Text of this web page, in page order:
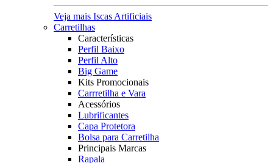
Veja mais Iscas Artificiais
Carretilhas
Características
Perfil Baixo
Perfil Alto
Big Game
Kits Promocionais
Carrretilha e Vara
Acessórios
Lubrificantes
Capa Protetora
Bolsa para Carretilha
Principais Marcas
Rapala